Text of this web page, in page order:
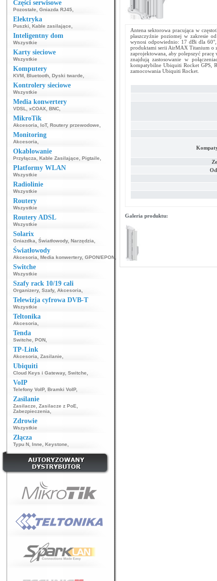
Części serwisowe
Pozostałe Gniazda RJ45
Elektryka
Puszki Kable zasilające
Inteligentny dom
Wszystkie
Karty sieciowe
Wszystkie
Komputery
KVM Bluetooth Dyski twarde
Kontrolery sieciowe
Wszystkie
Media konwertery
VDSL xCOAX BNC
MikroTik
Akcesoria IoT, Routery przewodowe
Monitoring
Akcesoria
Okablowanie
Przyłącza Kable Zasilające Pigtaile
Platformy WLAN
Wszystkie
Radiolinie
Wszystkie
Routery
Wszystkie
Routery ADSL
Wszystkie
Solarix
Gniazdka Światłowody, Narzędzia
Światłowody
Akcesoria Media konwertery, GPON/EPON
Switche
Wszystkie
Szafy rack 10/19 cali
Organizery, Szafy, Akcesoria
Telewizja cyfrowa DVB-T
Wszystkie
Teltonika
Akcesoria
Tenda
Switche PON
TP-Link
Akcesoria Zasilanie
Ubiquiti
Cloud Keys i Gateway, Switche
VoIP
Telefony VoIP, Bramki VoIP,
Zasilanie
Zasilacze Zasilacze z PoE
Zabezpieczenia
Zdrowie
Wszystkie
Złącza
Typu N Inne Keystone
Antena sektorowa pracująca w
płaszczyźnie poziomej w zakresie
wynosi odpowiednio: 17 dBi dla
produktami serii AirMAX Titanium o
zaprojektowana, aby polepszyć
znajdują zastosowanie w
kompatybilne Ubiquiti Rocket GPS,
zamocowania Ubiquiti Rocket.
Galeria produktu: